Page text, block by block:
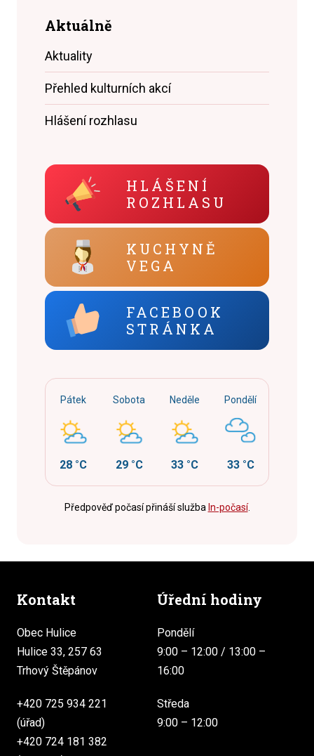
Aktuálně
Aktuality
Přehled kulturních akcí
Hlášení rozhlasu
HLÁŠENÍ
ROZHLASU
KUCHYNĚ
VEGA
FACEBOOK
STRÁNKA
Pátek
28 °C
Sobota
29 °C
Neděle
33 °C
Pondělí
33 °C
Předpověď počasí přináší služba In-počasí.
Kontakt
Obec Hulice
Hulice 33, 257 63
Trhový Štěpánov
+420 725 934 221
(úřad)
+420 724 181 382
Úřední hodiny
Pondělí
9:00 – 12:00 / 13:00 –
16:00
Středa
9:00 – 12:00